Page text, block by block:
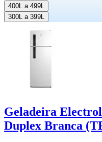
400L a 499L
300L a 399L
Geladeira
Duplex Branca